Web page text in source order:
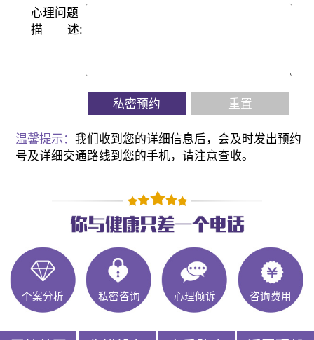
心理问题
描
述:
私密预约 重置
温馨提示：我们收到您的详细信息后，会及时发出预约
号及详细交通路线到您的手机，请注意查收。
个案分析 私密咨询 心理倾诉 咨询费用